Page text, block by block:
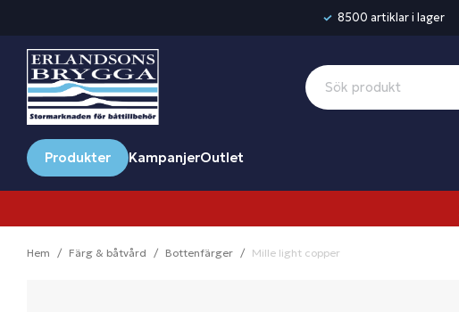
8500 artiklar i lager
Produkter KampanjerOutlet
Hem Färg & båtvård Bottenfärger Mille light copper